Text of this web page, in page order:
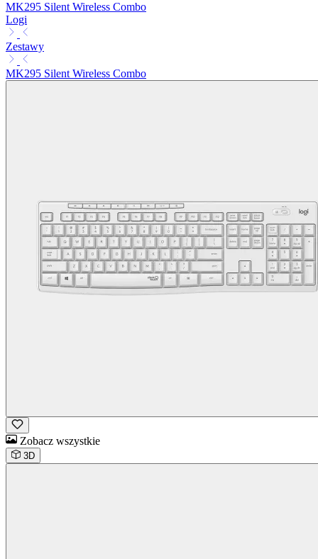
MK295 Silent Wireless Combo
Logi
Zestawy
MK295 Silent Wireless Combo
Zobacz wszystkie
3D